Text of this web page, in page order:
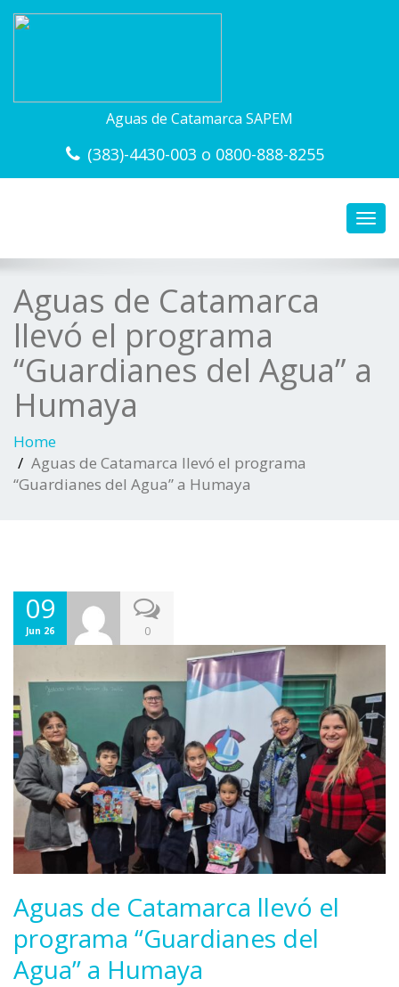
Aguas de Catamarca SAPEM
(383)-4430-003 o 0800-888-8255
Aguas de Catamarca
llevó el programa
“Guardianes del Agua” a
Humaya
Home
Aguas de Catamarca llevó el programa
“Guardianes del Agua” a Humaya
09
Jun 26 0
Aguas de Catamarca llevó el
programa “Guardianes del
Agua” a Humaya